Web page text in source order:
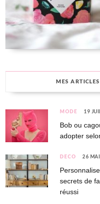
MES
MODE 19
Bob ou
adopter
DÉCO 26
secrets de
réussi